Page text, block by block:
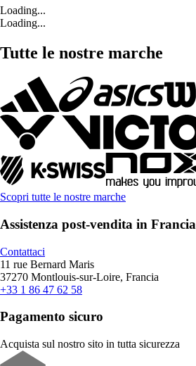
Loading...
Loading...
Tutte le nostre marche
Scopri tutte le nostre marche
Assistenza post-vendita in Francia
Contattaci
11 rue Bernard Maris
37270 Montlouis-sur-Loire, Francia
+33 1 86 47 62 58
Pagamento sicuro
Acquista sul nostro sito in tutta sicurezza